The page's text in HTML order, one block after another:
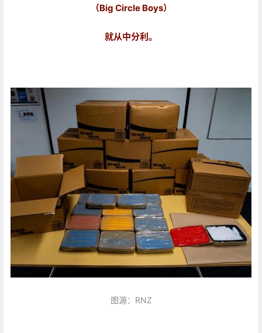
（Big Circle Boys）
就从中分利。
图源：RNZ